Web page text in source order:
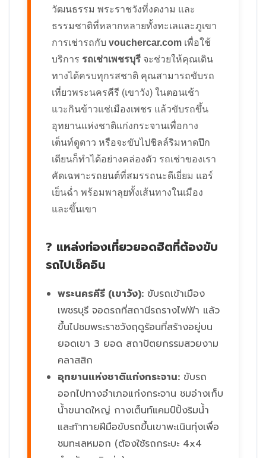
วัฒนธรรม พระราชวังที่งดงาม และ
ธรรมชาติที่หลากหลายทั้งทะเลและภูเขา
การเช่ารถกับ vouchercar.com เพื่อใช้
บริการ รถเช่าเพชรบุรี จะช่วยให้คุณเดิน
ทางได้ครบทุกรสชาติ คุณสามารถขับรถ
เที่ยวพระนครคีรี (เขาวัง) ในตอนเช้า
แวะกินข้าวแช่เมืองเพชร แล้วขับรถขึ้น
อุทยานแห่งชาติแก่งกระจานเพื่อกาง
เต็นท์ดูดาว หรือจะขับไปชิลล์ริมหาดปึก
เตียนก็ทำได้อย่างคล่องตัว รถเช่าของเรา
คัดเฉพาะรถยนต์ที่สมรรถนะดีเยี่ยม แอร์
เย็นฉ่ำ พร้อมพาลุยทั้งเส้นทางในเมือง
และขึ้นเขา
? แหล่งท่องเที่ยวยอดฮิตที่ต้องขับ
รถไปเช็คอิน
พระนครคีรี (เขาวัง): ขับรถเข้าเมือง
เพชรบุรี จอดรถที่สถานีรถรางไฟฟ้า แล้ว
ขึ้นไปชมพระราชวังฤดูร้อนที่สร้างอยู่บน
ยอดเขา 3 ยอด สถาปัตยกรรมสวยงาม
คลาสสิก
อุทยานแห่งชาติแก่งกระจาน: ขับรถ
ออกไปทางอำเภอแก่งกระจาน ชมอ่างเก็บ
น้ำขนาดใหญ่ กางเต็นท์แคมป์ปิ้งริมน้ำ
และท้าทายฝีมือขับรถขึ้นเขาพะเนินทุ่งเพื่อ
ชมทะเลหมอก (ต้องใช้รถกระบะ 4x4